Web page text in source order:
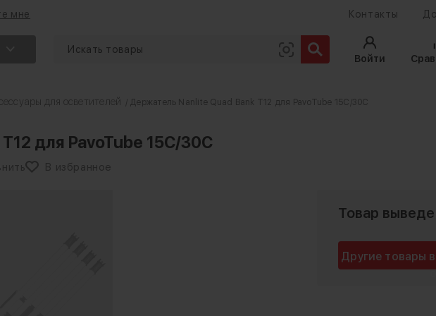
мне Контакты
Войти
для осветителей / Держатель Nanlite Quad Bank T12 для PavoTube 15C/30C
для PavoTube 15C/30C
В избранное
Товар
Другие товары